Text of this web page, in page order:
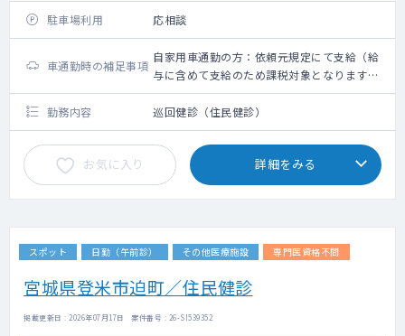
駐車場利用 応相談
車通勤時の補足事項
自家用車通勤の方：依頼元規定にて支給（給
与に含めて支給のため課税対象となります。
備考欄参照ください）
勤務内容
巡回健診（住民健診）
お気に入り 詳細をみる
スポット 日勤（午前診） その他医療施設 専門医資格不問
宮城県登米市迫町／住民健診
掲載更新日 : 2026年07月17日 案件番号 : 26-SI539352